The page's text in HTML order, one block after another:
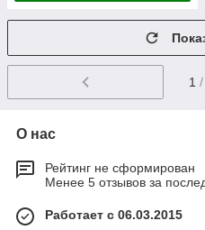
1
О нас
Рейтинг не сформирован
Менее 5 отзывов за
Работает с 06.03.2015